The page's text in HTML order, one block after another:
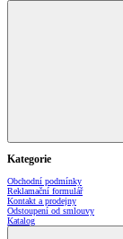
Kategorie
Obchodní podmínky
Reklamační formulář
Kontakt a prodejny
Odstoupení od smlouvy
Katalog